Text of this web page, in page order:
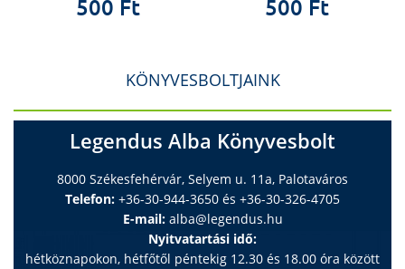
500 Ft 500 Ft
KÖNYVESBOLTJAINK
Legendus Alba Könyvesbolt
8000 Székesfehérvár, Selyem u. 11a, Palotaváros
Telefon: +36-30-944-3650 és +36-30-326-4705
E-mail: alba@legendus.hu
Nyitvatartási idő:
hétköznapokon, hétfőtől péntekig 12.30 és 18.00 óra között